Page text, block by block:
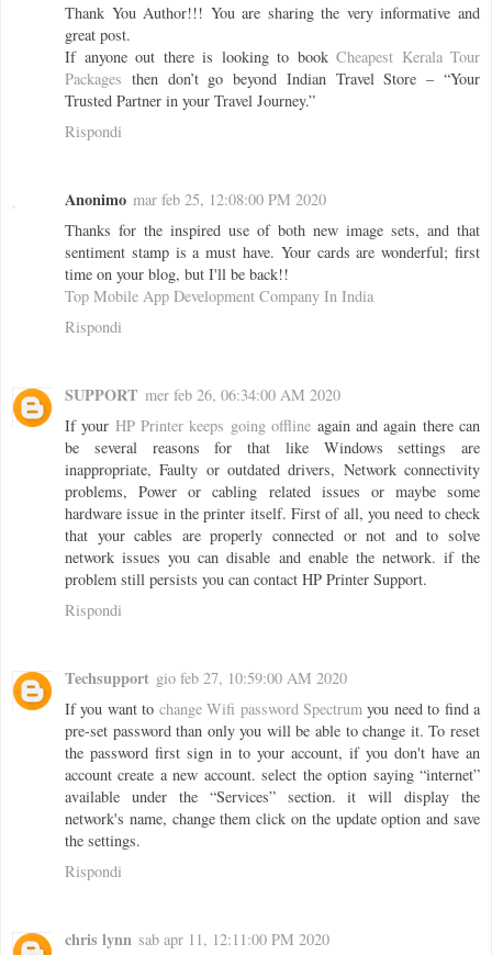
Thank You Author!!! You are sharing the very informative and
great post.
If anyone out there is looking to book Cheapest Kerala Tour
Packages then don’t go beyond Indian Travel Store – “Your
Trusted Partner in your Travel Journey.”
Rispondi
Anonimo mar feb 25, 12:08:00 PM 2020
Thanks for the inspired use of both new image sets, and that
sentiment stamp is a must have. Your cards are wonderful; first
time on your blog, but I'll be back!!
Top Mobile App Development Company In India
Rispondi
SUPPORT mer feb 26, 06:34:00 AM 2020
If your HP Printer keeps going offline again and again there can
be several reasons for that like Windows settings are
inappropriate, Faulty or outdated drivers, Network connectivity
problems, Power or cabling related issues or maybe some
hardware issue in the printer itself. First of all, you need to check
that your cables are properly connected or not and to solve
network issues you can disable and enable the network. if the
problem still persists you can contact HP Printer Support.
Rispondi
Techsupport gio feb 27, 10:59:00 AM 2020
If you want to change Wifi password Spectrumyou need to find a
pre-set password than only you will be able to change it. To reset
the password first sign in to your account, if you don't have an
account create a new account. select the option saying “internet”
available under the “Services” section. it will display the
network's name, change them click on the update option and save
the settings.
Rispondi
chris lynn sab apr 11, 12:11:00 PM 2020